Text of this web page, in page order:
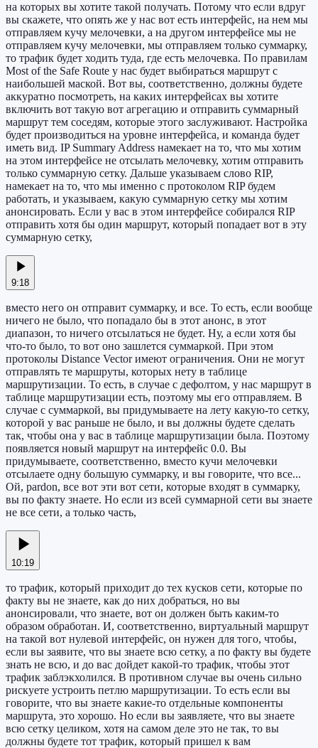
на которых вы хотите такой получать. Потому что если вдруг
вы скажете, что опять же у нас вот есть интерфейс, на нем мы
отправляем кучу мелочевки, а на другом интерфейсе мы не
отправляем кучу мелочевки, мы отправляем только суммарку,
то трафик будет ходить туда, где есть мелочевка. По правилам
Most of the Safe Route у нас будет выбираться маршрут с
наибольшей маской. Вот вы, соответственно, должны будете
аккуратно посмотреть, на каких интерфейсах вы хотите
включить вот такую вот агрегацию и отправить суммарный
маршрут тем соседям, которые этого заслуживают. Настройка
будет производиться на уровне интерфейса, и команда будет
иметь вид. IP Summary Address намекает на то, что мы хотим
на этом интерфейсе не отсылать мелочевку, хотим отправить
только суммарную сетку. Дальше указываем слово RIP,
намекает на то, что мы именно с протоколом RIP будем
работать, и указываем, какую суммарную сетку мы хотим
анонсировать. Если у вас в этом интерфейсе собирался RIP
отправить хотя бы один маршрут, который попадает вот в эту
суммарную сетку,
9:18
вместо него он отправит суммарку, и все. То есть, если вообще
ничего не было, что попадало бы в этот анонс, в этот
диапазон, то ничего отсылаться не будет. Ну, а если хотя бы
что-то было, то вот оно зашлется суммаркой. При этом
протоколы Distance Vector имеют ограничения. Они не могут
отправлять те маршруты, которых нету в таблице
маршрутизации. То есть, в случае с дефолтом, у нас маршрут в
таблице маршрутизации есть, поэтому мы его отправляем. В
случае с суммаркой, вы придумываете на лету какую-то сетку,
которой у вас раньше не было, и вы должны будете сделать
так, чтобы она у вас в таблице маршрутизации была. Поэтому
появляется новый маршрут на интерфейс 0.0. Вы
придумываете, соответственно, вместо кучи мелочевки
отсылаете одну большую суммарку, и вы говорите, что все...
Ой, pardon, все вот эти вот сети, которые входят в суммарку,
вы по факту знаете. Но если из всей суммарной сети вы знаете
не все сети, а только часть,
10:19
то трафик, который приходит до тех кусков сети, которые по
факту вы не знаете, как до них добраться, но вы
анонсировали, что знаете, вот он должен быть каким-то
образом обработан. И, соответственно, виртуальный маршрут
на такой вот нулевой интерфейс, он нужен для того, чтобы,
если вы заявите, что вы знаете всю сетку, а по факту вы будете
знать не всю, и до вас дойдет какой-то трафик, чтобы этот
трафик заблэкхолился. В противном случае вы очень сильно
рискуете устроить петлю маршрутизации. То есть если вы
говорите, что вы знаете какие-то отдельные компоненты
маршрута, это хорошо. Но если вы заявляете, что вы знаете
всю сетку целиком, хотя на самом деле это не так, то вы
должны будете тот трафик, который пришел к вам